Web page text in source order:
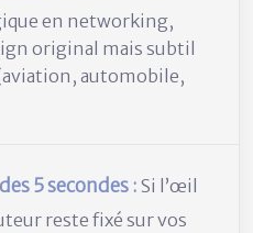
en networking,
original mais subtil
automobile,
5 secondes : Si l’œil
reste fixé sur vos